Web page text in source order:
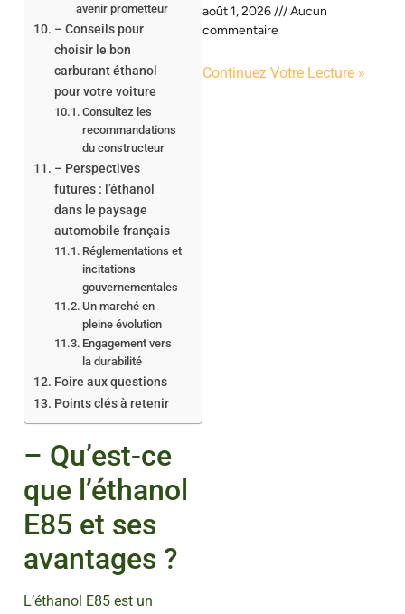
avenir prometteur
– Conseils pour
choisir le bon
carburant éthanol
pour votre voiture
Consultez les
recommandations
du constructeur
– Perspectives
futures : l’éthanol
dans le paysage
automobile français
Réglementations et
incitations
gouvernementales
Un marché en
pleine évolution
Engagement vers
la durabilité
Foire aux questions
Points clés à retenir
– Qu’est-ce
que l’éthanol
E85 et ses
avantages ?
L’éthanol E85 est un
août 1, 2026
Aucun
commentaire
Continuez Votre Lecture »